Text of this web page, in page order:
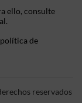
ello, consulte
de
reservados